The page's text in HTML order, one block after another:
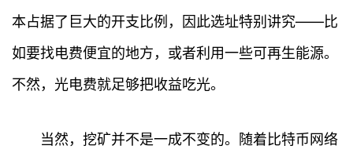
本占据了巨大的开支比例，因此选址特别讲究——比
如要找电费便宜的地方，或者利用一些可再生能源。
不然，光电费就足够把收益吃光。
当然，挖矿并不是一成不变的。随着比特币网络